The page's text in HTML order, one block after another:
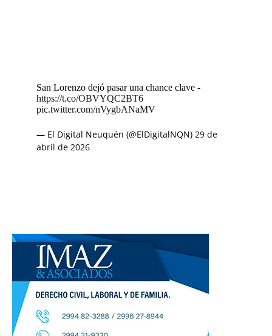
San Lorenzo dejó pasar una chance clave -
https://t.co/OBVYQC2BT6
pic.twitter.com/nVygbANaMV
— El Digital Neuquén (@ElDigitalNQN) 29 de
abril de 2026